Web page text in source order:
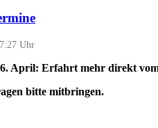
Uhr
April: Erfahrt mehr direkt
bitte mitbringen.